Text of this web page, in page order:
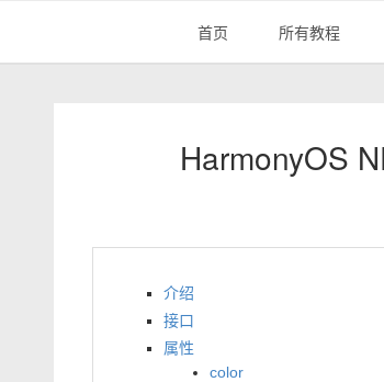
首页 所有教程
HarmonyOS
介绍
接口
属性
color